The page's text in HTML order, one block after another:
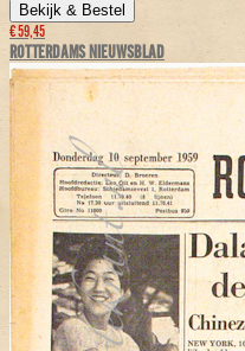
Bekijk & Bestel
€ 59,45
ROTTERDAMS NIEUWSBLAD